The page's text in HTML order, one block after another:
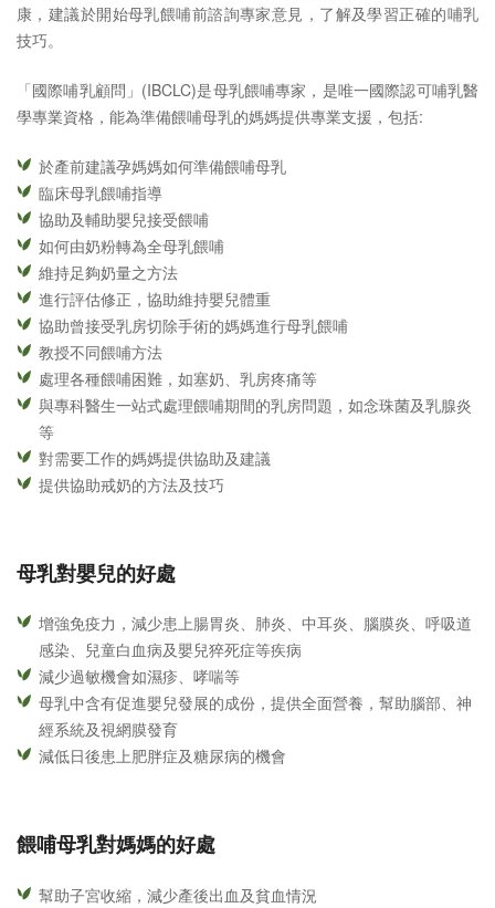
康，建議於開始母乳餵哺前諮詢專家意見，了解及學習正確的哺乳
技巧。
「國際哺乳顧問」(IBCLC)是母乳餵哺專家，是唯一國際認可哺乳醫
學專業資格，能為準備餵哺母乳的媽媽提供專業支援，包括:
於產前建議孕媽媽如何準備餵哺母乳
臨床母乳餵哺指導
協助及輔助嬰兒接受餵哺
如何由奶粉轉為全母乳餵哺
維持足夠奶量之方法
進行評估修正，協助維持嬰兒體重
協助曾接受乳房切除手術的媽媽進行母乳餵哺
教授不同餵哺方法
處理各種餵哺困難，如塞奶、乳房疼痛等
與專科醫生一站式處理餵哺期間的乳房問題，如念珠菌及乳腺炎
等
對需要工作的媽媽提供協助及建議
提供協助戒奶的方法及技巧
母乳對嬰兒的好處
增強免疫力，減少患上腸胃炎、肺炎、中耳炎、腦膜炎、呼吸道
感染、兒童白血病及嬰兒猝死症等疾病
減少過敏機會如濕疹、哮喘等
母乳中含有促進嬰兒發展的成份，提供全面營養，幫助腦部、神
經系統及視網膜發育
減低日後患上肥胖症及糖尿病的機會
餵哺母乳對媽媽的好處
幫助子宮收縮，減少產後出血及貧血情況